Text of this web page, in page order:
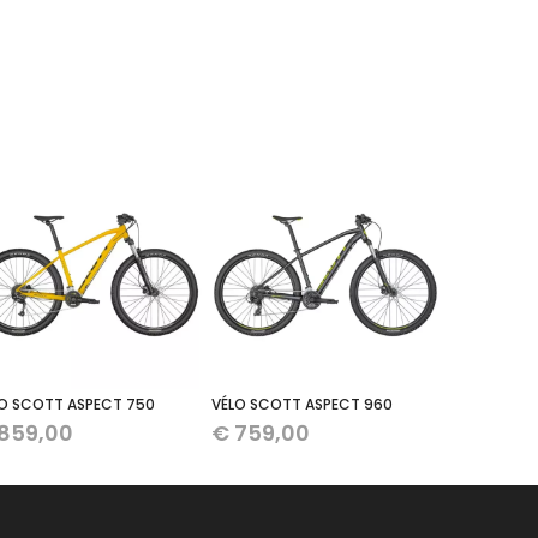
SCOTT ASPECT 750 VÉLO SCOTT ASPECT 960
€ 759,00